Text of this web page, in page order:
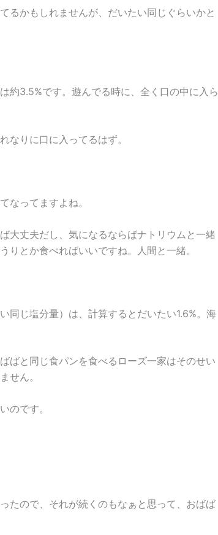
るかもしれませんが、だいたい同じぐらいかと
約3.5%です。遊んでる時に、全く口の中に入ら
なりに口に入ってるはず。
なってますよね。
大丈夫だし、気になるならばナトリウムと一緒
りとか食べればいいですね。人間と一緒。
同じ塩分量）は、計算するとだいたい1.6%。海
ばと同じ食パンを食べるローズ一家はそのせい
せん。
のです。
たので、それが続くのもなぁと思って、おばば